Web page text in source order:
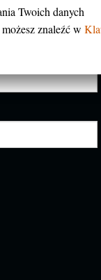
Twoich danych
znaleźć w